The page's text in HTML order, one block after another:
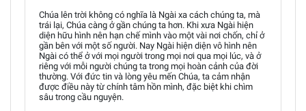
Chúa lên trời không có nghĩa là Ngài xa cách chúng ta, mà
trái lại, Chúa càng ở gần chúng ta hơn. Khi xưa Ngài hiện
diện hữu hình nên hạn chế mình vào một vài nơi chốn, chỉ ở
gần bên với một số người. Nay Ngài hiện diện vô hình nên
Ngài có thể ở với mọi người trong mọi nơi qua mọi lúc, và ở
riêng với mỗi người chúng ta trong mọi hoàn cảnh của đời
thường. Với đức tin và lòng yêu mến Chúa, ta cảm nhận
được điều này từ chính tâm hồn mình, đặc biệt khi chìm
sâu trong cầu nguyện.